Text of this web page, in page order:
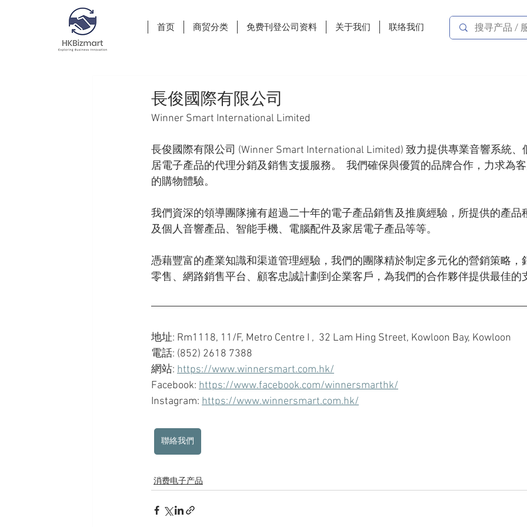
首页 商贸分类 免费刊登公司资料 关于我们 联络我们
長俊國際有限公司
Winner Smart International Limited
長俊國際有限公司 (Winner Smart International Limited) 致力提供專業音響系統、
居電子產品的代理分銷及銷售支援服務。  我們確保與優質的品牌合作，力求為
的購物體驗。
我們資深的領導團隊擁有超過二十年的電子產品銷售及推廣經驗，所提供的產品
及個人音響產品、智能手機、電腦配件及家居電子產品等等。
憑藉豐富的產業知識和渠道管理經驗，我們的團隊精於制定多元化的營銷策略，
零售、網路銷售平台、顧客忠誠計劃到企業客戶，為我們的合作夥伴提供最佳的
地址: Rm1118, 11/F, Metro Centre I ,  32 Lam Hing Street, Kowloon Bay, Kowloon
電話: (852) 2618 7388
網站: https://www.winnersmart.com.hk/
Facebook: https://www.facebook.com/winnersmarthk/
Instagram: https://www.winnersmart.com.hk/
聯絡我們
消费电子产品